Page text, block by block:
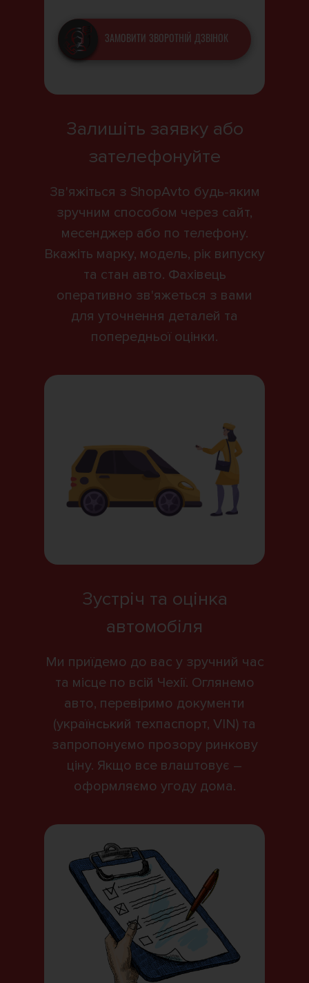
ЗАМОВИТИ ЗВОРОТНІЙ ДЗВІНОК
Залишіть заявку або
зателефонуйте
Зв'яжіться з ShopAvto будь-яким
зручним способом через сайт,
месенджер або по телефону.
Вкажіть марку, модель, рік випуску
та стан авто. Фахівець
оперативно зв'яжеться з вами
для уточнення деталей та
попередньої оцінки.
Зустріч та оцінка
автомобіля
Ми приїдемо до вас у зручний час
та місце по всій Чехії. Оглянемо
авто, перевіримо документи
(український техпаспорт, VIN) та
запропонуємо прозору ринкову
ціну. Якщо все влаштовує –
оформляємо угоду дома.